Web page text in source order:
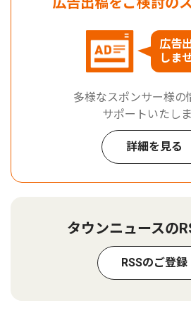
広告
しま
多様なスポンサー様の
サポートいたしま
詳細を見る
タウンニュースの
RSSのご登録